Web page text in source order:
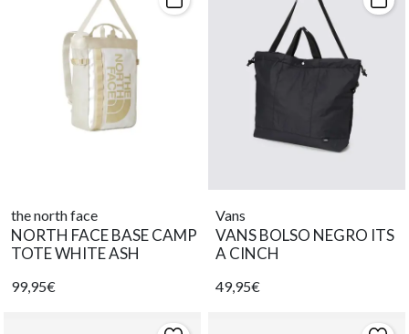
the north face
NORTH FACE BASE CAMP
TOTE WHITE ASH
99,95€
Vans
VANS BOLSO NEGRO ITS
A CINCH
49,95€